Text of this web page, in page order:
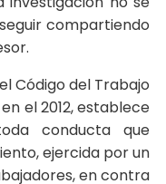
compartiendo
Código del Trabajo
el 2012, establece
conducta que
ejercida por un
en contra